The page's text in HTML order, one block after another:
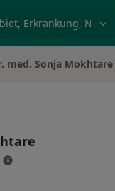
med. Sonja Mokhtare
Spezialisierungen